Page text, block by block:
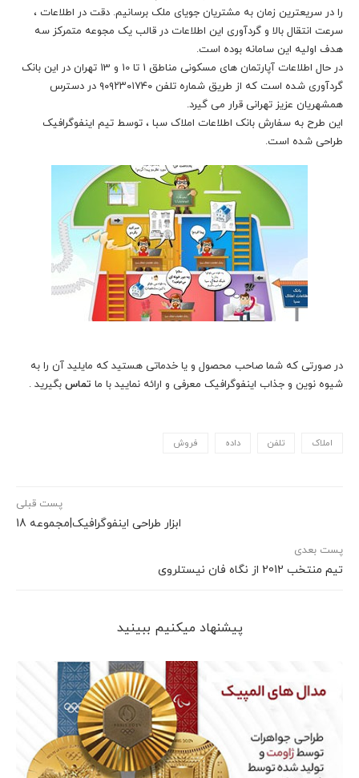
را در سریعترین زمان به مشتریان جویای ملک برسانیم. دقت در اطلاعات ،
سرعت انتقال بالا و گردآوری این اطلاعات در قالب یک مجوعه متمرکز سه
هدف اولیه این سامانه بوده است.
در حال اطلاعات آپارتمان های مسکونی مناطق 1 تا 10 و 13 تهران در این بانک
گردآوری شده است که از طریق شماره تلفن ۹۰۹۲۳۰۱۷۴۰ در دسترس
همشهریان عزیز تهرانی قرار می گیرد.
این طرح به سفارش بانک اطلاعات املاک سبا ، توسط تیم اینفوگرافیک
طراحی شده است.
در صورتی که شما صاحب محصول و یا خدماتی هستید که مایلید آن را به
شیوه نوین و جذاب اینفوگرافیک معرفی و ارائه نمایید با ما تماس بگیرید .
املاک تلفن داده فروش
پست قبلی
ابزار طراحی اینفوگرافیک|مجموعه 18
پست بعدی
تیم منتخب 2012 از نگاه فان نیستلروی
پیشنهاد می‎کنیم ببینید